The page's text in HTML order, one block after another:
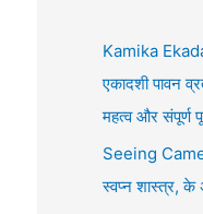
Kamika
एकादशी पावन
महत्व और संपूर्ण
Seeing
स्वप्न शास्त्र,